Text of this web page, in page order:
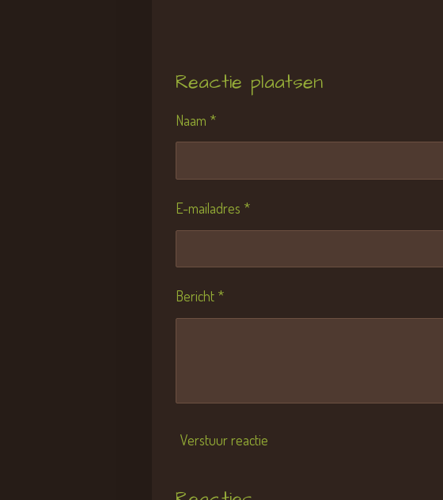
Reactie plaatsen
Naam *
E-mailadres *
Bericht *
Verstuur reactie